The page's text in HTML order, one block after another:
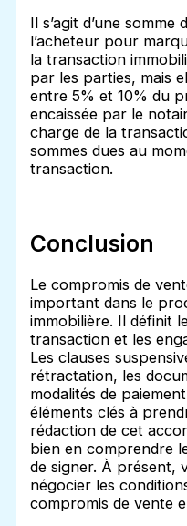
Il s’agit d’une somme
l’acheteur pour
la transaction
par les parties, mais
entre 5% et 10% du
encaissée par le
charge de la
sommes dues au
transaction.
Conclusion
Le compromis de
important dans le
immobilière. Il définit
transaction et les
Les clauses
rétractation, les
modalités de
éléments clés à
rédaction de cet
bien en comprendre
de signer. À présent,
négocier les
compromis de vente